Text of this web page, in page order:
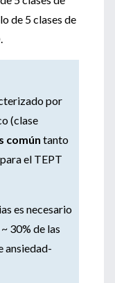
de 5 clases de
por
(clase
común tanto
el TEPT
es necesario
30% de las
ansiedad-